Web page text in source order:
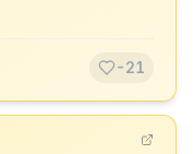
-21